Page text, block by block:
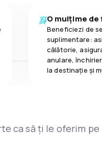
O mulțime
Beneficiezi de
suplimentare:
călătorie,
anulare,
la destinaţie și
ca să ți le oferim pe